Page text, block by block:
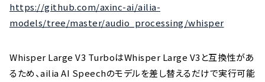
https://github.com/axinc-ai/ailia-
models/tree/master/audio_processing/whisper
Whisper Large V3 TurboはWhisper Large V3と互換性があ
るため、ailia AI Speechのモデルを差し替えるだけで実行可能